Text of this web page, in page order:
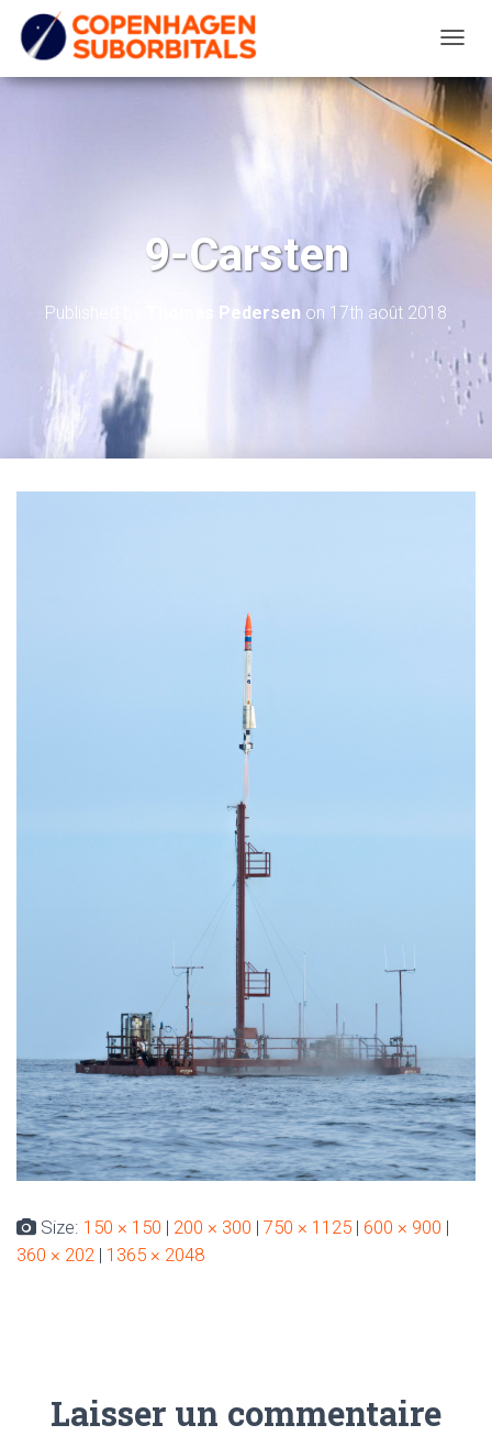
O
G
G
L
A
T
9-Carsten
Published by Thomas Pedersen on 17th août 2018
Size: 150 × 150 | 200 × 300 | 750 × 1125 | 600 × 900 |
360 × 202 | 1365 × 2048
Laisser un commentaire